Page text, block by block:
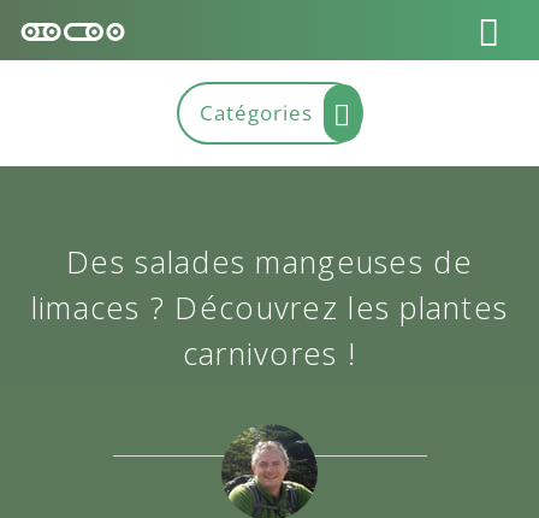
Des salades mangeuses de
limaces ? Découvrez les plantes
carnivores !